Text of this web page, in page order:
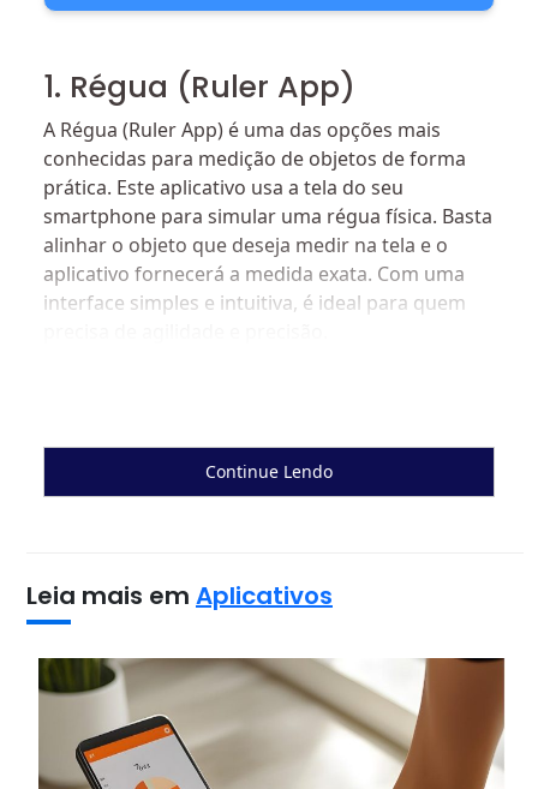
1. Régua (Ruler App)
A Régua (Ruler App) é uma das opções mais
conhecidas para medição de objetos de forma
prática. Este aplicativo usa a tela do seu
smartphone para simular uma régua física. Basta
alinhar o objeto que deseja medir na tela e o
aplicativo fornecerá a medida exata. Com uma
interface simples e intuitiva, é ideal para quem
Continue Lendo
Leia mais em Aplicativos